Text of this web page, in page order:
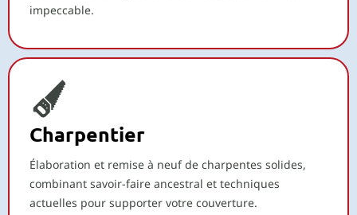
impeccable.
Charpentier
Élaboration et remise à neuf de charpentes solides,
combinant savoir-faire ancestral et techniques
actuelles pour supporter votre couverture.